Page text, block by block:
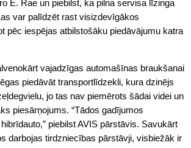
E. Rae un piebilst, ka pilna servisa līzinga
var palīdzēt rast visizdevīgākos
pēc iespējas atbilstošāku piedāvājumu katra
vajadzīgas automašīnas braukšanai
piedāvāt transportlīdzekli, kura dzinējs
jo tas nav piemērots šādai videi un
piesārņojums. “Tādos gadījumos
piebilst AVIS pārstāvis. Savukārt
darbojas tirdzniecības pārstāvji, visbiežāk ir